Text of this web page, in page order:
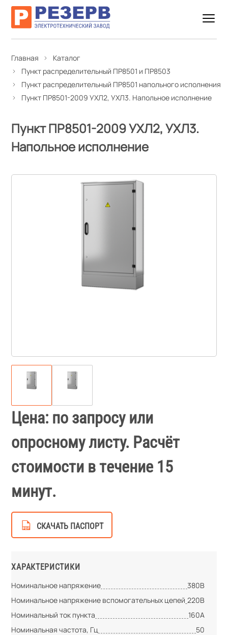
Главная
Каталог
Пункт распределительный ПР8501 и ПР8503
Пункт распределительный ПР8501 напольного исполнения
Пункт ПР8501-2009 УХЛ2, УХЛ3. Напольное исполнение
Пункт ПР8501-2009 УХЛ2, УХЛ3.
Напольное исполнение
Цена: по запросу или
опросному листу. Расчёт
стоимости в течение 15
минут.
СКАЧАТЬ ПАСПОРТ
ХАРАКТЕРИСТИКИ
Номинальное напряжение
380В
Номинальное напряжение вспомогательных цепей 220В
Номинальный ток пункта
160А
Номинальная частота, Гц
50